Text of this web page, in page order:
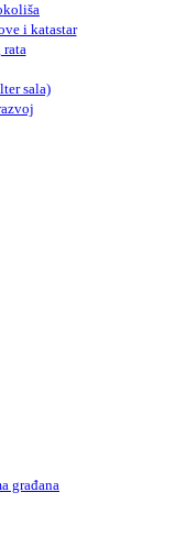
i katastar
sala)
građana